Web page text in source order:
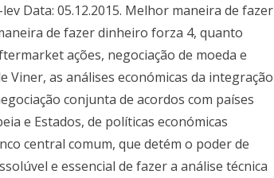
Data: 05.12.2015. Melhor maneira de fazer
de fazer dinheiro forza 4, quanto
ações, negociação de moeda e
as análises económicas da integração
conjunta de acordos com países
e Estados, de políticas económicas
central comum, que detém o poder de
e essencial de fazer a análise técnica